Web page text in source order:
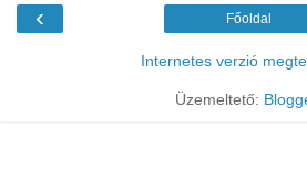
‹ Főoldal
Internetes verzió
Üzemeltető: